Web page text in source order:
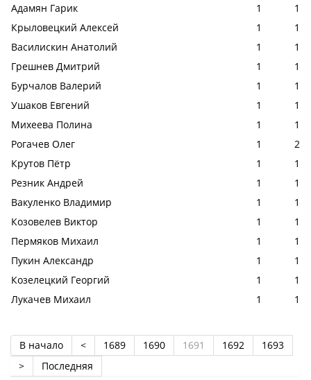
Адамян Гарик
1
1
Крыловецкий Алексей
1
1
Василискин Анатолий
1
1
Грешнев Дмитрий
1
1
Бурчалов Валерий
1
1
Ушаков Евгений
1
1
Михеева Полина
1
1
Рогачев Олег
1
2
Крутов Пётр
1
1
Резник Андрей
1
1
Вакуленко Владимир
1
1
Козовелев Виктор
1
1
Пермяков Михаил
1
1
Пукин Александр
1
1
Козелецкий Георгий
1
1
Лукачев Михаил
1 1
В начало < 1689 1690 1691 1692
1693
>
Последняя